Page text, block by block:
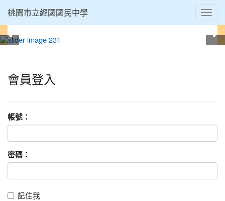
桃園市立經國國民中學
會員登入
帳號：
密碼：
記住我